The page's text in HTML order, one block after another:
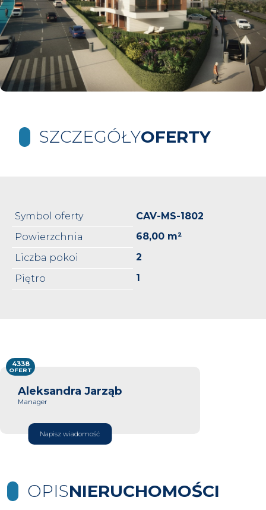
SZCZEGÓŁYOFERTY
Symbol oferty
CAV-MS-1802
Powierzchnia
68,00 m²
Liczba pokoi
2
Piętro
1
Aleksandra Jarząb
Manager
Napisz wiadomość
4338
OFERT
OPISNIERUCHOMOŚCI